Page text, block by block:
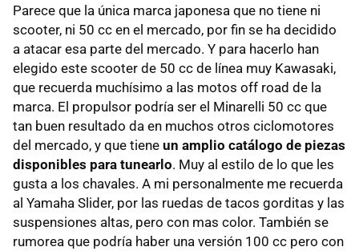
Parece que la única marca japonesa que no tiene ni
scooter, ni 50 cc en el mercado, por fin se ha decidido
a atacar esa parte del mercado. Y para hacerlo han
elegido este scooter de 50 cc de línea muy Kawasaki,
que recuerda muchísimo a las motos off road de la
marca. El propulsor podría ser el Minarelli 50 cc que
tan buen resultado da en muchos otros ciclomotores
del mercado, y que tiene un amplio catálogo de piezas
disponibles para tunearlo. Muy al estilo de lo que les
gusta a los chavales. A mi personalmente me recuerda
al Yamaha Slider, por las ruedas de tacos gorditas y las
suspensiones altas, pero con mas color. También se
rumorea que podría haber una versión 100 cc pero con